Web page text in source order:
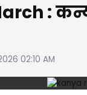
:
02:10 AM